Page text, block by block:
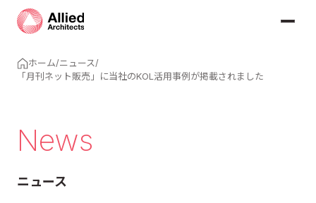
ホーム/ニュース/
「月刊ネット販売」に当社のKOL活用事例が掲載されました
News
ニュース